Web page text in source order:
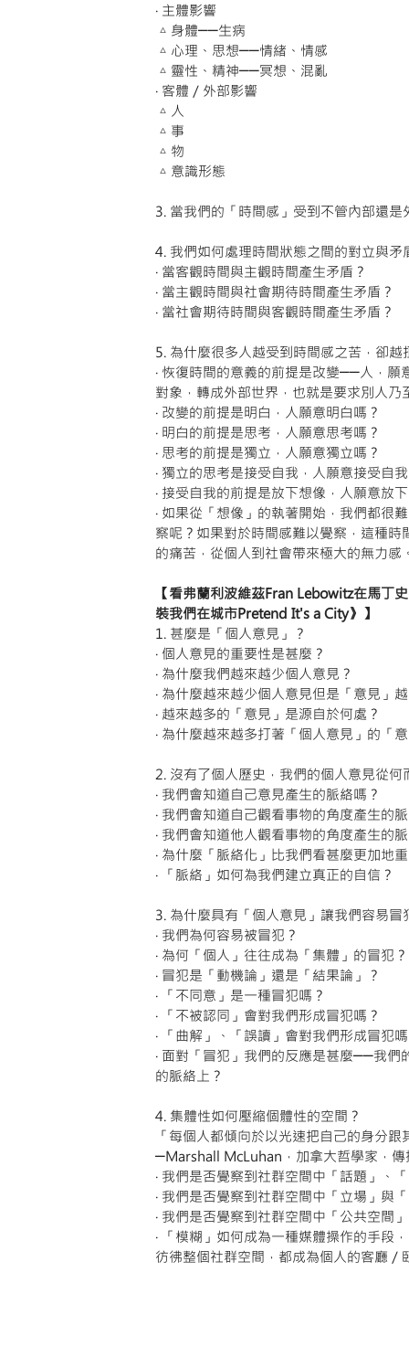
‧ 主體影響
△ 身體──生病
△ 心理、思想──情緒、情感
△ 靈性、精神──冥想、混亂
‧ 客體／外部影響
△ 人
△ 事
△ 物
△ 意識形態
3. 當我們的「時間感」受到不管內部還
4. 我們如何處理時間狀態之間的對立與矛
‧ 當客觀時間與主觀時間產生矛盾？
‧ 當主觀時間與社會期待時間產生矛盾？
‧ 當社會期待時間與客觀時間產生矛盾？
5. 為什麼很多人越受到時間感之苦，卻
‧ 恢復時間的意義的前提是改變──人，
對象，轉成外部世界，也就是要求別人乃
‧ 改變的前提是明白，人願意明白嗎？
‧ 明白的前提是思考，人願意思考嗎？
‧ 思考的前提是獨立，人願意獨立嗎？
‧ 獨立的思考是接受自我，人願意接受自
‧ 接受自我的前提是放下想像，人願意放
‧ 如果從「想像」的執著開始，我們都很
察呢？如果對於時間感難以覺察，這種
的痛苦，從個人到社會帶來極大的無力感
【看弗蘭利波維茲Fran Lebowitz在馬丁
裝我們在城市Pretend It's a City》】
1. 甚麼是「個人意見」？
‧ 個人意見的重要性是甚麼？
‧ 為什麼我們越來越少個人意見？
‧ 為什麼越來越少個人意見但是「意見」
‧ 越來越多的「意見」是源自於何處？
‧ 為什麼越來越多打著「個人意見」的「
2. 沒有了個人歷史，我們的個人意見從何
‧ 我們會知道自己意見產生的脈絡嗎？
‧ 我們會知道自己觀看事物的角度產生的
‧ 我們會知道他人觀看事物的角度產生的
‧ 為什麼「脈絡化」比我們看甚麼更加地
‧ 「脈絡」如何為我們建立真正的自信？
3. 為什麼具有「個人意見」讓我們容易
‧ 我們為何容易被冒犯？
‧ 為何「個人」往往成為「集體」的冒犯？
‧ 冒犯是「動機論」還是「結果論」？
‧ 「不同意」是一種冒犯嗎？
‧ 「不被認同」會對我們形成冒犯嗎？
‧ 「曲解」、「誤讀」會對我們形成冒犯
‧ 面對「冒犯」我們的反應是甚麼──我
的脈絡上？
4. 集體性如何壓縮個體性的空間？
「每個人都傾向於以光速把自己的身分
─Marshall McLuhan，加拿大哲學家，
‧ 我們是否覺察到社群空間中「話題」、
‧ 我們是否覺察到社群空間中「立場」與
‧ 我們是否覺察到社群空間中「公共空間
‧ 「模糊」如何成為一種媒體操作的手段
彷彿整個社群空間，都成為個人的客廳／